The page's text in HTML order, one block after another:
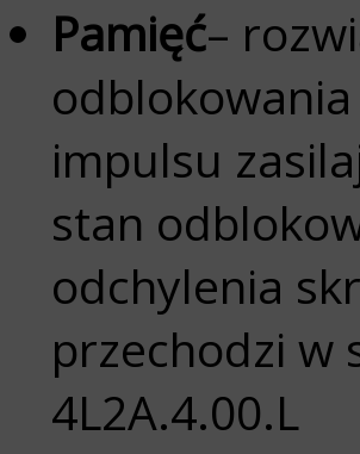
Pamięć–
impulsu
stan
odchylenia
przechodzi w
4L2A.4.00.L